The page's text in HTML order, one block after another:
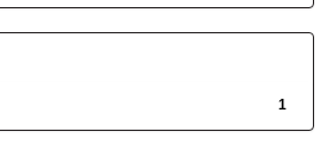
1